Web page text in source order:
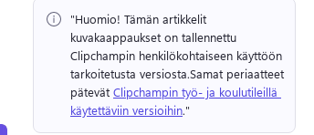
"Huomio! Tämän artikkelit
kuvakaappaukset on tallennettu
Clipchampin henkilökohtaiseen käyttöön
tarkoitetusta versiosta.Samat periaatteet
pätevät Clipchampin työ- ja koulutileillä
käytettäviin versioihin."